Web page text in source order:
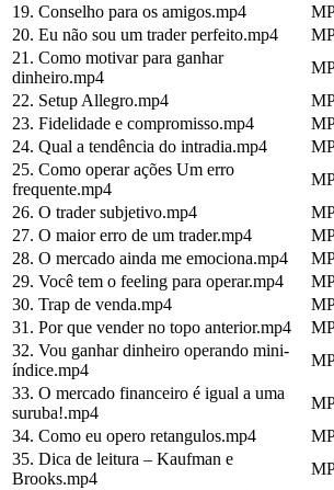
19. Conselho para os amigos.mp4
20. Eu não sou um trader perfeito.mp4
21. Como motivar para ganhar
dinheiro.mp4
22. Setup Allegro.mp4
23. Fidelidade e compromisso.mp4
24. Qual a tendência do intradia.mp4
25. Como operar ações Um erro
frequente.mp4
26. O trader subjetivo.mp4
27. O maior erro de um trader.mp4
28. O mercado ainda me emociona.mp4
29. Você tem o feeling para operar.mp4
30. Trap de venda.mp4
31. Por que vender no topo anterior.mp4
32. Vou ganhar dinheiro operando mini-
índice.mp4
33. O mercado financeiro é igual a uma
suruba!.mp4
34. Como eu opero retangulos.mp4
35. Dica de leitura – Kaufman e
Brooks.mp4